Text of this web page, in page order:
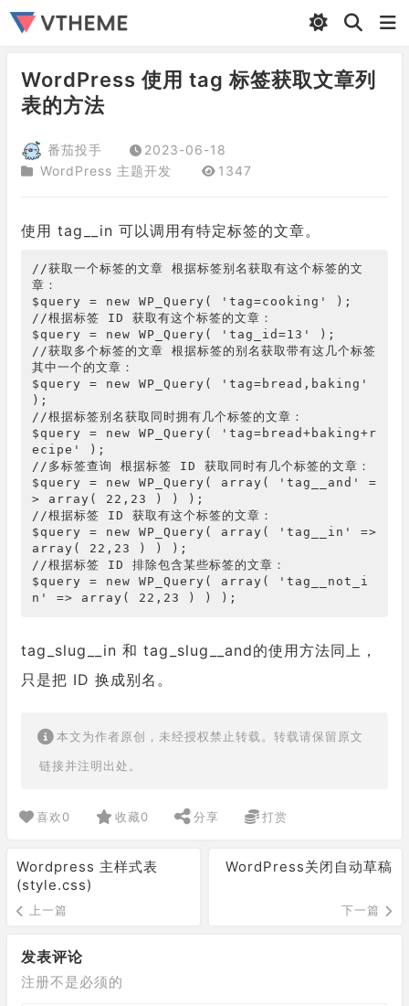
WordPress 使用 tag 标签获取文章列
表的方法
番茄投手
2023-06-18
WordPress 主题开发
1347
使用 tag__in 可以调用有特定标签的文章。
//获取一个标签的文章 根据标签别名获取有这个标签的文
章：
$query = new WP_Query( 'tag=cooking' );
//根据标签 ID 获取有这个标签的文章：
$query = new WP_Query( 'tag_id=13' );
//获取多个标签的文章 根据标签的别名获取带有这几个标签
其中一个的文章：
$query = new WP_Query( 'tag=bread,baking'
);
//根据标签别名获取同时拥有几个标签的文章：
$query = new WP_Query( 'tag=bread+baking+r
ecipe' );
//多标签查询 根据标签 ID 获取同时有几个标签的文章：
$query = new WP_Query( array( 'tag__and' =
> array( 22,23 ) ) );
//根据标签 ID 获取有这个标签的文章：
$query = new WP_Query( array( 'tag__in' =>
array( 22,23 ) ) );
//根据标签 ID 排除包含某些标签的文章：
$query = new WP_Query( array( 'tag__not_i
n' => array( 22,23 ) ) );
tag_slug__in 和 tag_slug__and的使用方法同上，
只是把 ID 换成别名。
本文为作者原创，未经授权禁止转载。转载请保留原文
链接并注明出处。
喜欢0 收藏0 分享 打赏
Wordpress 主样式表
(style.css)
上一篇
WordPress关闭自动草稿
下一篇
发表评论
注册不是必须的